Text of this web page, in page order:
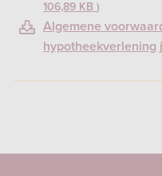
106,89 KB
Algemene
hypotheekverlening